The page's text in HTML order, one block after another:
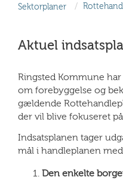
Sektorplaner /
Aktuel
Ringsted Kommune
om forebyggelse og
gældende
der vil blive fokuseret
Indsatsplanen tager
mål i handleplanen
Den enkelte